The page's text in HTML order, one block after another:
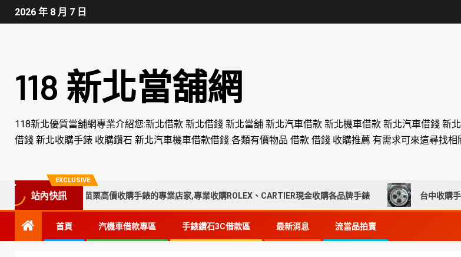
2026 年 8 月 7 日
118 新北當舖網
118新北優質當舖網專業介紹您:新北借款 新北借錢 新北當舖 新北汽車借款 新北機車借款 新北汽車借錢
借錢 新北收購手錶 收購鑽石 新北汽車機車借款借錢 各類有價物品 借款 借錢 收購推薦 有需求可來這尋找
EXCLUSIVE
站內快訊
、彰化、南投、苗栗高價收購手錶的專業店家,專業收購ROLEX、CARTIER現金收購各品牌手錶 台中收購手錶、
首頁 汽機車借款專區 手錶鑽石3C借款區 最新消息 流當品拍賣